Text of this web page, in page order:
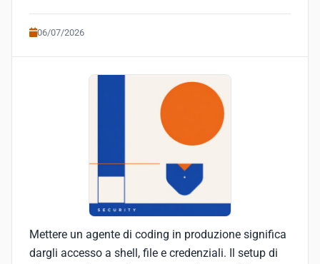
06/07/2026
Mettere un agente di coding in produzione significa
dargli accesso a shell, file e credenziali. Il setup di